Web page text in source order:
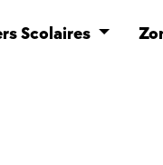
Scolaires